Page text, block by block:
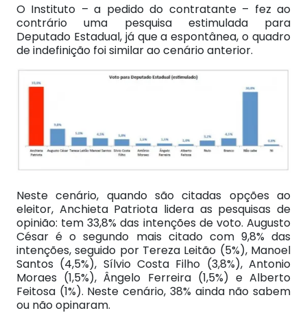
O Instituto – a pedido do contratante – fez ao
contrário uma pesquisa estimulada para
Deputado Estadual, já que a espontânea, o quadro
de indefinição foi similar ao cenário anterior.
Neste cenário, quando são citadas opções ao
eleitor, Anchieta Patriota lidera as pesquisas de
opinião: tem 33,8% das intenções de voto. Augusto
César é o segundo mais citado com 9,8% das
intenções, seguido por Tereza Leitão (5%), Manoel
Santos (4,5%), Sílvio Costa Filho (3,8%), Antonio
Moraes (1,5%), Ângelo Ferreira (1,5%) e Alberto
Feitosa (1%). Neste cenário, 38% ainda não sabem
ou não opinaram.